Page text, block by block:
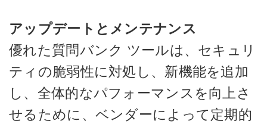
アップデートとメンテナンス
優れた質問バンク ツールは、セキュリ
ティの脆弱性に対処し、新機能を追加
し、全体的なパフォーマンスを向上さ
せるために、ベンダーによって定期的